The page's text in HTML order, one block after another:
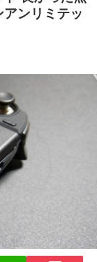
ンリミテッ